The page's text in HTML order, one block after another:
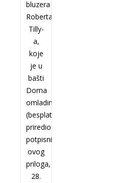
bluzera
Roberta
Tilly-
a,
koje
je u
bašti
Doma
omladine
(besplatno)
priredio
potpisnik
ovog
priloga,
28.